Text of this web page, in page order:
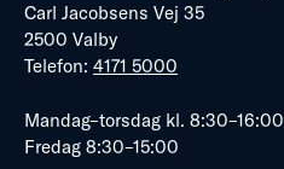
Carl Jacobsens Vej 35
2500 Valby
Telefon: 4171 5000
Mandag–torsdag kl. 8:30–16:00
Fredag 8:30–15:00